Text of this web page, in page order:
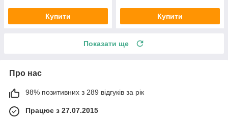
Купити Купити
Показати ще
Про нас
98% позитивних з 289 відгуків за рік
Працює з 27.07.2015